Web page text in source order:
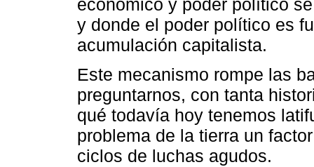
económico y poder político se
y donde el poder político es
acumulación capitalista.
Este mecanismo rompe las
preguntarnos, con tanta
qué todavía hoy tenemos
problema de la tierra un
ciclos de luchas agudos.